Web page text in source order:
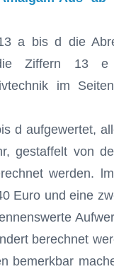
a bis d die
die Ziffern 13
im
d aufgewertet,
gestaffelt von
werden.
Euro und eine
berechnet
bemerkbar